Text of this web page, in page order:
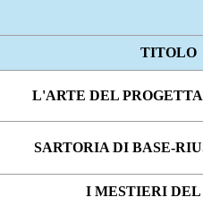
TITOLO
L'ARTE DEL
SARTORIA DI BASE-
IMESTIERI DEL